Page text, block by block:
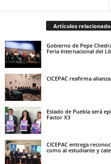
Artículos
Gobierno de Pepe
Feria Internacional del
CICEPAC reafirma
Estado de Puebla será
Factor X3
CICEPAC entrega
como al estudiante y